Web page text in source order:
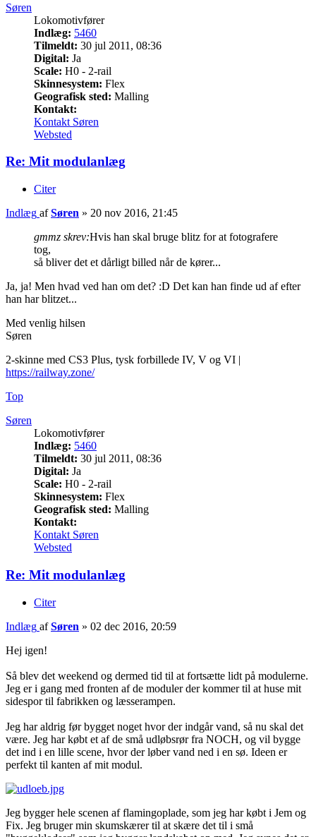
Søren
Lokomotivfører
Indlæg: 5460
Tilmeldt: 30 jul 2011, 08:36
Digital: Ja
Scale: H0 - 2-rail
Skinnesystem: Flex
Geografisk sted: Malling
Kontakt:
Kontakt Søren
Websted
Re: Mit modulanlæg
Citer
Indlæg afSøren » 20 nov 2016, 21:45
gmmz skrev:Hvis han skal bruge blitz for at fotografere
tog,
så bliver det et dårligt billed når de kører...
Ja, ja! Men hvad ved han om det? :D Det kan han finde ud af efter
han har blitzet...
Med venlig hilsen
Søren
2-skinne med CS3 Plus, tysk forbillede IV, V og VI |
https://railway.zone/
Top
Søren
Lokomotivfører
Indlæg: 5460
Tilmeldt: 30 jul 2011, 08:36
Digital: Ja
Scale: H0 - 2-rail
Skinnesystem: Flex
Geografisk sted: Malling
Kontakt:
Kontakt Søren
Websted
Re: Mit modulanlæg
Citer
Indlæg afSøren » 02 dec 2016, 20:59
Hej igen!
Så blev det weekend og dermed tid til at fortsætte lidt på modulerne.
Jeg er i gang med fronten af de moduler der kommer til at huse mit
sidespor til fabrikken og læsserampen.
Jeg har aldrig før bygget noget hvor der indgår vand, så nu skal det
være. Jeg har købt et af de små udløbsrør fra NOCH, og vil bygge
det ind i en lille scene, hvor der løber vand ned i en sø. Ideen er
perfekt til kanten af mit modul.
Jeg bygger hele scenen af flamingoplade, som jeg har købt i Jem og
Fix. Jeg bruger min skumskærer til at skære det til i små